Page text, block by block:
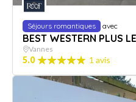
Séjours romantiques avec
BEST WESTERN PLUS
Vannes
5.0 1 avis